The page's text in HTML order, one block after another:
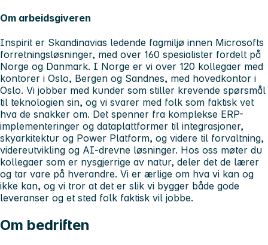
Om arbeidsgiveren
Inspirit er Skandinavias ledende fagmiljø innen Microsofts
forretningsløsninger, med over 160 spesialister fordelt på
Norge og Danmark. I Norge er vi over 120 kollegaer med
kontorer i Oslo, Bergen og Sandnes, med hovedkontor i
Oslo. Vi jobber med kunder som stiller krevende spørsmål
til teknologien sin, og vi svarer med folk som faktisk vet
hva de snakker om. Det spenner fra komplekse ERP-
implementeringer og dataplattformer til integrasjoner,
skyarkitektur og Power Platform, og videre til forvaltning,
videreutvikling og AI-drevne løsninger. Hos oss møter du
kollegaer som er nysgjerrige av natur, deler det de lærer
og tar vare på hverandre. Vi er ærlige om hva vi kan og
ikke kan, og vi tror at det er slik vi bygger både gode
leveranser og et sted folk faktisk vil jobbe.
Om bedriften